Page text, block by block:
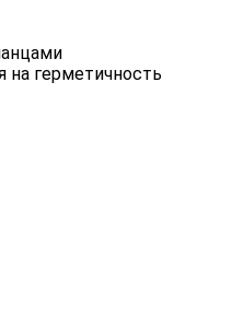
на герметичность